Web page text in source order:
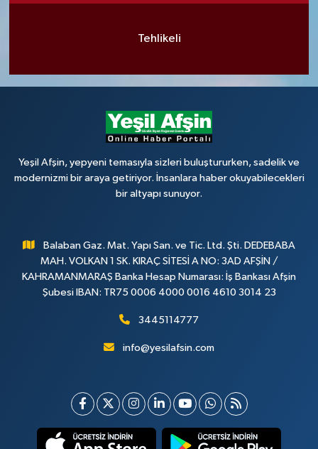
Tehlikeli
Yeşil Afşin, yepyeni temasıyla sizleri buluştururken, sadelik ve
modernizmi bir araya getiriyor. İnsanlara haber okuyabilecekleri
bir altyapı sunuyor.
Balaban Gaz. Mat. Yapı San. ve Tic. Ltd. Şti. DEDEBABA
MAH. VOLKAN 1 SK. KIRAÇ SİTESİ A NO: 3AD AFŞİN /
KAHRAMANMARAŞ Banka Hesap Numarası: İş Bankası Afşin
Şubesi IBAN: TR75 0006 4000 0016 4610 3014 23
3445114777
info@yesilafsin.com